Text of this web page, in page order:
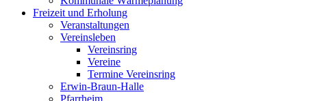
Freizeit und Erholung
Veranstaltungen
Vereinsleben
Vereinsring
Vereine
Termine Vereinsring
Erwin-Braun-Halle
Pfarrheim